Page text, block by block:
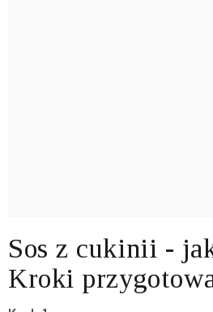
Sos z cukinii -
Kroki